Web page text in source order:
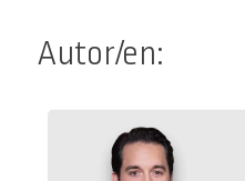
Autor/en: